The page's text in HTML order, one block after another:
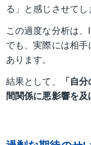
る」と感じさせてし
この過度な分析は
でも、実際には相
あります。
結果として、
「自
間関係に悪影響を